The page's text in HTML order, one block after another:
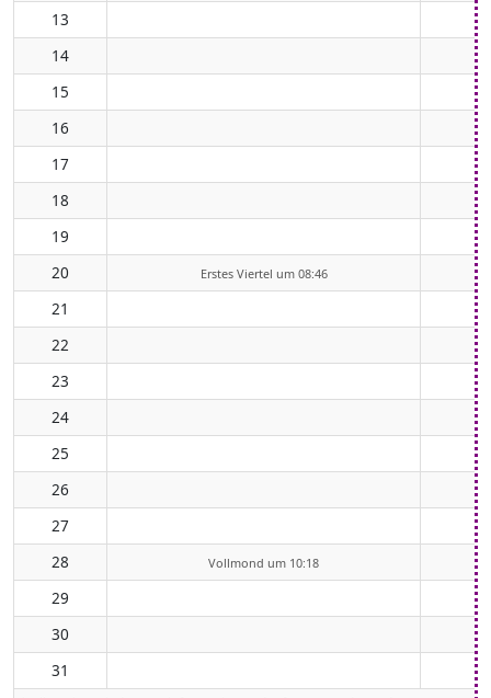
13
14
15
16
17
18
19
20
Erstes Viertel um 08:46
21
22
23
24
25
26
27
28
Vollmond um 10:18
29
30
31